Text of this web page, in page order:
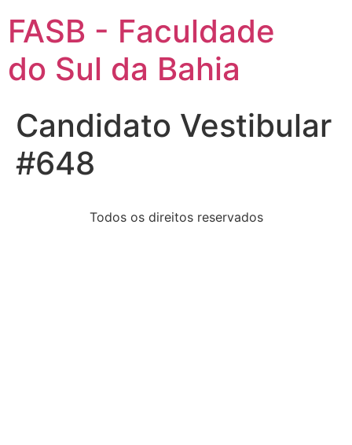
FASB - Faculdade
do Sul da Bahia
Candidato Vestibular
#648
Todos os direitos reservados